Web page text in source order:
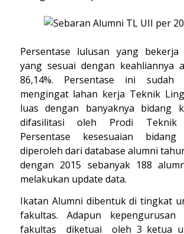
Persentase lulusan yang
yang sesuai dengan keahliannya
86,14%. Persentase ini sudah
mengingat lahan kerja Teknik
luas dengan banyaknya bidang
difasilitasi oleh Prodi Teknik
Persentase kesesuaian
diperoleh dari database alumni
dengan 2015 sebanyak 188
melakukan update data.
Ikatan Alumni dibentuk di tingkat
fakultas. Adapun
fakultas diketuai oleh 3 ketua